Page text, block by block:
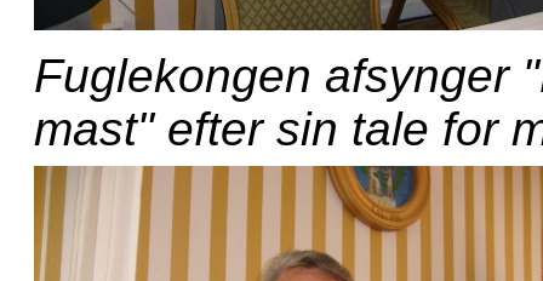
Fuglekongen afsynger "
mast" efter sin tale for